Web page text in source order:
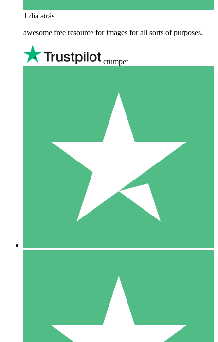
1 dia atrás
awesome free resource for images for all sorts of purposes.
crumpet